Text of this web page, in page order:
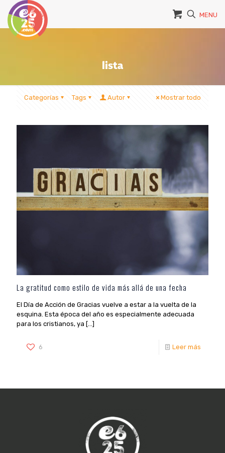
MENU
lista
Categorías Tags Autor Mostrar todo
La gratitud como estilo de vida más allá de una fecha
El Día de Acción de Gracias vuelve a estar a la vuelta de la
esquina. Esta época del año es especialmente adecuada
para los cristianos, ya […]
6 Leer más